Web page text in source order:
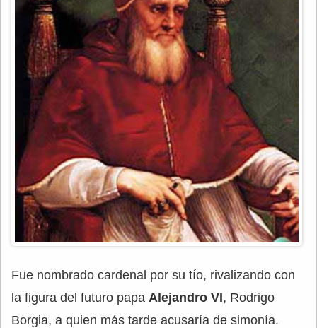
Fue nombrado cardenal por su tío, rivalizando con
la figura del futuro papa Alejandro VI, Rodrigo
Borgia, a quien más tarde acusaría de simonía.